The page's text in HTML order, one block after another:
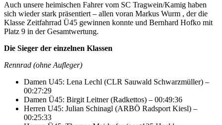
Auch unsere heimischen Fahrer vom SC Tragwein/Kamig haben
sich wieder stark präsentiert – allen voran Markus Wurm , der die
Klasse Zeitfahrrad Ü45 gewinnen konnte und Bernhard Hofko mit
Platz 9 in der Gesamtwertung.
Die Sieger der einzelnen Klassen
Rennrad (ohne Aufleger)
Damen U45: Lena Lechl (CLR Sauwald Schwarzmüller) –
00:27:29
Damen Ü45: Birgit Leitner (Radkettos) – 00:49:36
Herren U45: Julian Schinagl (ARBÖ Radsport Kiesl) –
00:25:33